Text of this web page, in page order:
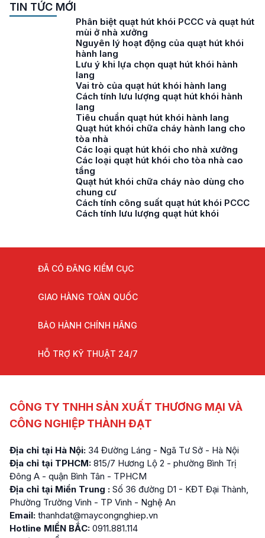
TIN TỨC MỚI
Phân biệt quạt hút khói PCCC và quạt hút
mùi ở nhà xưởng
Nguyên lý hoạt động của quạt hút khói
hành lang
Lưu ý khi lựa chọn quạt hút khói hành
lang
Vai trò của quạt hút khói hành lang
Cách tính lưu lượng quạt hút khói hành
lang
Tiêu chuẩn quạt hút khói hành lang
Quạt hút khói chữa cháy hành lang cho
tòa nhà
Các loại quạt hút khói cho nhà xưởng
Các loại quạt hút khói cho tòa nhà cao
tầng
Quạt hút khói chữa cháy nào dùng cho
chung cư
Cách tính công suất quạt hút khói PCCC
Cách tính lưu lượng quạt hút khói
ĐÃ CÓ ĐĂNG KIỂM CỤC
GIAO HÀNG TOÀN QUỐC
BẢO HÀNH CHÍNH HÃNG
HỖ TRỢ KỸ THUẬT 24/7
CÔNG TY TNHH SẢN XUẤT THƯƠNG MẠI VÀ
CÔNG NGHIỆP THÀNH ĐẠT
Địa chỉ tại Hà Nội: 34 Đường Láng - Ngã Tư Sở - Hà Nội
Địa chỉ tại TPHCM: 815/7 Hương Lộ 2 - phường Bình Trị
Đông A - quận Bình Tân - TPHCM
Địa chỉ tại Miền Trung : Số 36 đường D1 - KĐT Đại Thành,
Phường Trường Vinh - TP Vinh - Nghệ An
Email: thanhdat@maycongnghiep.vn
Hotline MIỀN BẮC: 0911.881.114